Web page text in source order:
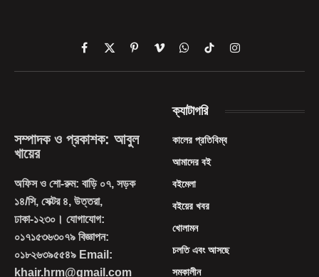
Facebook
X
(Twitter)
PinterestVimeoWhatsAppTikTokInstagram
সম্পাদক ও প্রকাশক: আবুল
খায়ের
অফিস ও শো-রুম: বাড়ি ০৭, সড়ক
১৪/সি, সেক্টর ৪, উত্তরা,
ঢাকা-১২৩০। যোগাযোগ:
০১৭১৫৩৬৩০৭৯ বিজ্ঞাপন:
০১৮২৬৩৯৫৫৪৯ Email:
khair.hrm@gmail.com
ক্যাটাগরি
কালের প্রতিবিম্ব
আমাদের বই
বইমেলা
বইয়ের খবর
খোলামন
চলতি এবং আসছে
সমকালীন